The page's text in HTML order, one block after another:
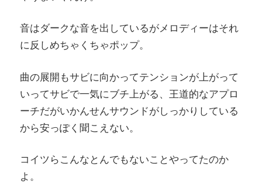
音はダークな音を出しているがメロディーはそれ
に反しめちゃくちゃポップ。
曲の展開もサビに向かってテンションが上がって
いってサビで一気にブチ上がる、王道的なアプロ
ーチだがいかんせんサウンドがしっかりしている
から安っぽく聞こえない。
コイツらこんなとんでもないことやってたのか
よ。